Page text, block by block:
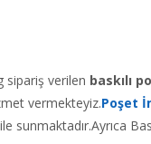
verilen baskılı
vermekteyiz.Poşet
sunmaktadır.Ayrıca